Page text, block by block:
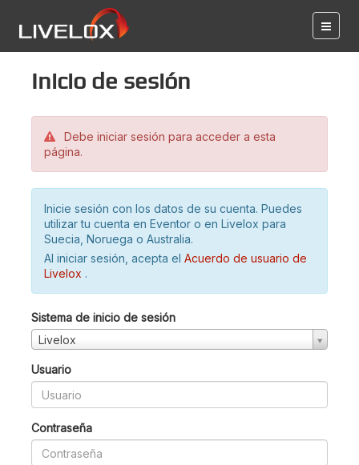
Inicio de sesión
Debe iniciar sesión para acceder a esta
página.
Inicie sesión con los datos de su cuenta. Puedes
utilizar tu cuenta en Eventor o en Livelox para
Suecia, Noruega o Australia.
Al iniciar sesión, acepta el Acuerdo de usuario de
Livelox .
Sistema de inicio de sesión
Livelox
Usuario
Contraseña